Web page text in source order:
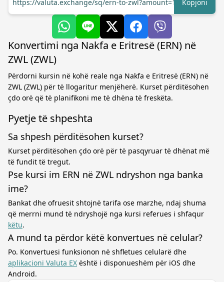
https://valuta.exchange/sq/ern-to-zwl?amount=1
Kopjoni
Konvertimi nga Nakfa e Eritresë (ERN) në
ZWL (ZWL)
Përdorni kursin në kohë reale nga Nakfa e Eritresë (ERN) në
ZWL (ZWL) për të llogaritur menjëherë. Kurset përditësohen
çdo orë që të planifikoni me të dhëna të freskëta.
Pyetje të shpeshta
Sa shpesh përditësohen kurset?
Kurset përditësohen çdo orë për të pasqyruar të dhënat më
të fundit të tregut.
Pse kursi im ERN në ZWL ndryshon nga banka
ime?
Bankat dhe ofruesit shtojnë tarifa ose marzhe, ndaj shuma
që merrni mund të ndryshojë nga kursi referues i shfaqur
këtu.
A mund ta përdor këtë konvertues në celular?
Po. Konvertuesi funksionon në shfletues celularë dhe
aplikacioni Valuta EX është i disponueshëm për iOS dhe
Android.